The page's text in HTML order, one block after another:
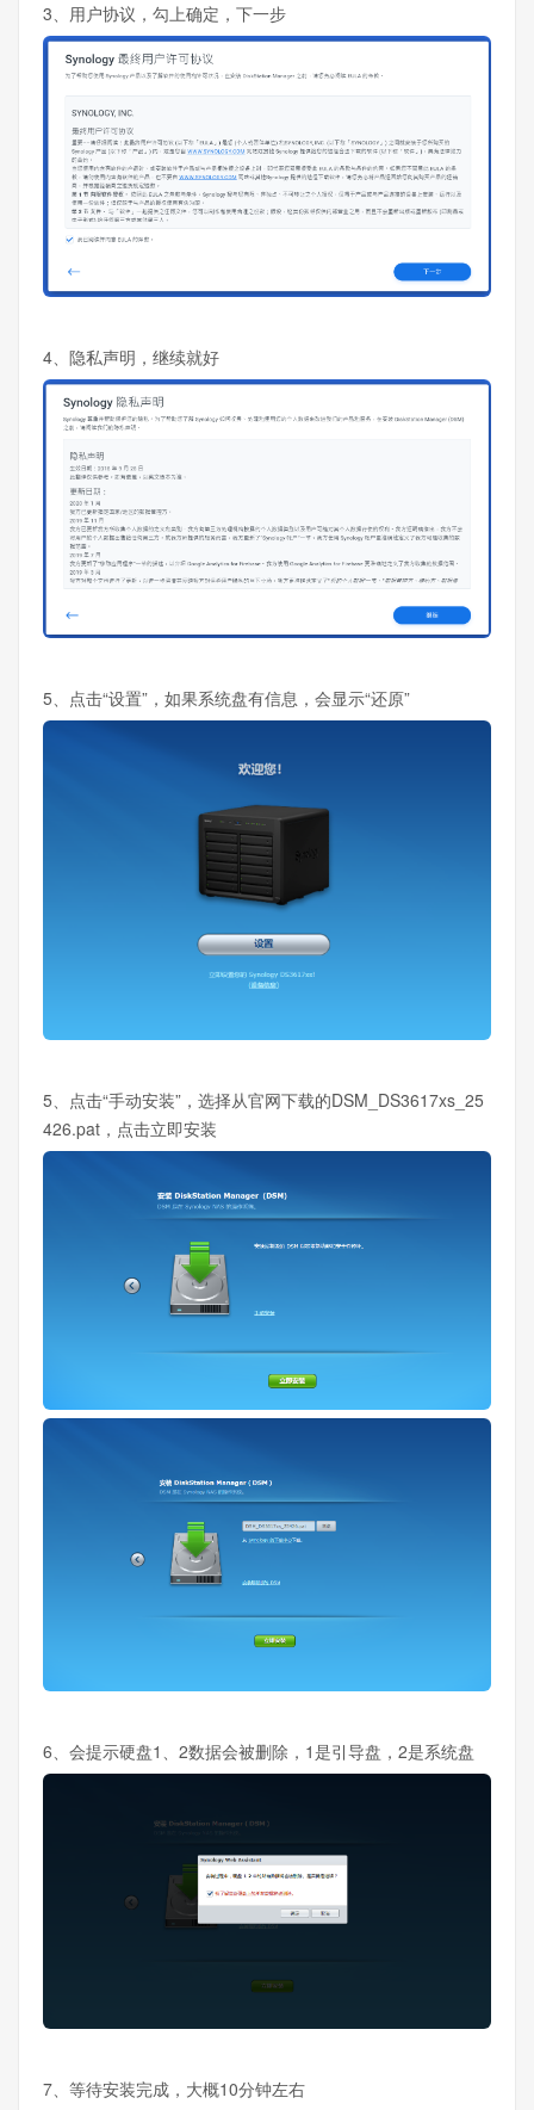
3、用户协议，勾上确定，下一步
4、隐私声明，继续就好
5、点击“设置”，如果系统盘有信息，会显示“还原”
5、点击“手动安装”，选择从官网下载的DSM_DS3617xs_25
426.pat，点击立即安装
6、会提示硬盘1、2数据会被删除，1是引导盘，2是系统盘
7、等待安装完成，大概10分钟左右